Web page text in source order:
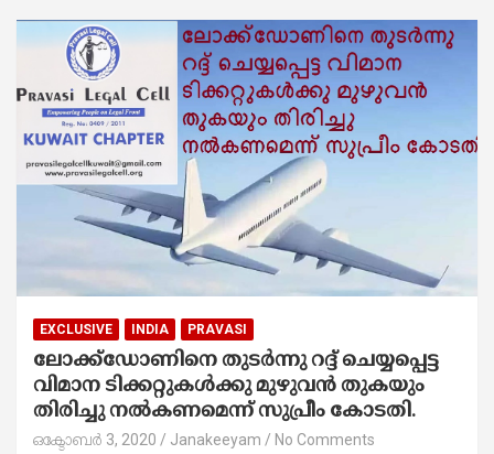
EXCLUSIVE INDIA PRAVASI
ലോക്ക്ഡോണിനെ തുടർന്നു റദ്ദ് ചെയ്യപ്പെട്ട
വിമാന ടിക്കറ്റുകൾക്കു മുഴുവൻ തുകയും
തിരിച്ചു നൽകണമെന്ന് സുപ്രീം കോടതി.
ഒക്ടോബർ 3, 2020 Janakeeyam No Comments